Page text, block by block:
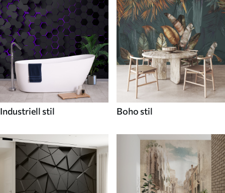
Industriell stil Boho stil